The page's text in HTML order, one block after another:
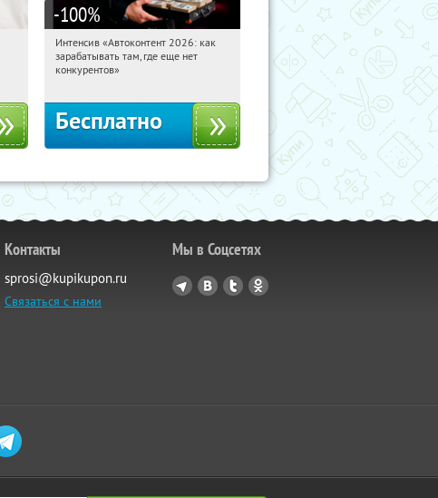
-100%
06:41:36 Получили:
Россия
Интенсив «Автоконтент 2026: как
зарабатывать там, где еще нет
конкурентов»
Бесплатно
Контакты
sprosi@kupikupon.ru
Связаться с нами
Мы в Соцсетях